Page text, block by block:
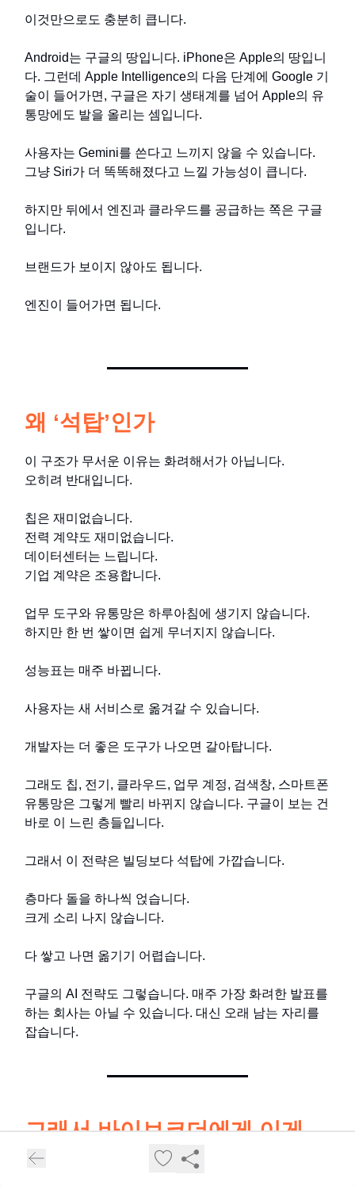
이것만으로도 충분히 큽니다.
Android는 구글의 땅입니다. iPhone은 Apple의 땅입니
다. 그런데 Apple Intelligence의 다음 단계에 Google 기
술이 들어가면, 구글은 자기 생태계를 넘어 Apple의 유
통망에도 발을 올리는 셈입니다.
사용자는 Gemini를 쓴다고 느끼지 않을 수 있습니다.
그냥 Siri가 더 똑똑해졌다고 느낄 가능성이 큽니다.
하지만 뒤에서 엔진과 클라우드를 공급하는 쪽은 구글
입니다.
브랜드가 보이지 않아도 됩니다.
엔진이 들어가면 됩니다.
왜 ‘석탑’인가
이 구조가 무서운 이유는 화려해서가 아닙니다.
오히려 반대입니다.
칩은 재미없습니다.
전력 계약도 재미없습니다.
데이터센터는 느립니다.
기업 계약은 조용합니다.
업무 도구와 유통망은 하루아침에 생기지 않습니다.
하지만 한 번 쌓이면 쉽게 무너지지 않습니다.
성능표는 매주 바뀝니다.
사용자는 새 서비스로 옮겨갈 수 있습니다.
개발자는 더 좋은 도구가 나오면 갈아탑니다.
그래도 칩, 전기, 클라우드, 업무 계정, 검색창, 스마트폰
유통망은 그렇게 빨리 바뀌지 않습니다. 구글이 보는 건
바로 이 느린 층들입니다.
그래서 이 전략은 빌딩보다 석탑에 가깝습니다.
층마다 돌을 하나씩 얹습니다.
크게 소리 나지 않습니다.
다 쌓고 나면 옮기기 어렵습니다.
구글의 AI 전략도 그렇습니다. 매주 가장 화려한 발표를
하는 회사는 아닐 수 있습니다. 대신 오래 남는 자리를
잡습니다.
그래서 바이브코더에게 이게
무슨 의미냐